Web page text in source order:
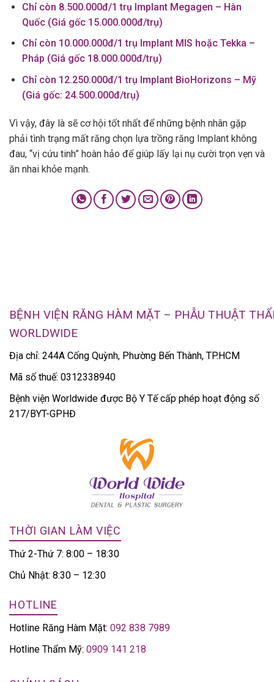
Chỉ còn 8.500.000đ/1 trụ Implant Megagen – Hàn
Quốc (Giá gốc 15.000.000đ/trụ)
Chỉ còn 10.000.000đ/1 trụ Implant MIS hoặc Tekka –
Pháp (Giá gốc 18.000.000đ/trụ)
Chỉ còn 12.250.000đ/1 trụ Implant BioHorizons – Mỹ
(Giá gốc: 24.500.000đ/trụ)
Vì vậy, đây là sẽ cơ hội tốt nhất để những bệnh nhân gặp
phải tình trạng mất răng chọn lựa trồng răng Implant không
đau, “vị cứu tinh” hoàn hảo để giúp lấy lại nụ cười trọn vẹn và
ăn nhai khỏe mạnh.
BỆNH VIỆN RĂNG HÀM MẶT – PHẪU THUẬT
WORLDWIDE
Địa chỉ: 244A Cống Quỳnh, Phường Bến Thành, TP.HCM
Mã số thuế: 0312338940
Bệnh viện Worldwide được Bộ Y Tế cấp phép hoạt động số
217/BYT-GPHĐ
THỜI GIAN LÀM VIỆC
Thứ 2-Thứ 7: 8:00 – 18:30
Chủ Nhật: 8:30 – 12:30
HOTLINE
Hotline Răng Hàm Mặt: 092 838 7989
Hotline Thẩm Mỹ: 0909 141 218